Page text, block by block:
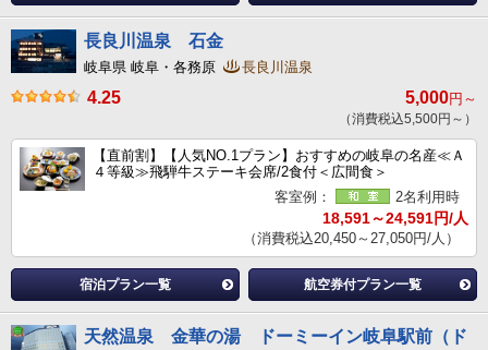
長良川温泉 石金
岐阜県 岐阜・各務原 長良川温泉
4.25 5,000円～
（消費税込5,500円～）
【直前割】【人気NO.1プラン】おすすめの岐阜の名産≪Ａ
４等級≫飛騨牛ステーキ会席/2食付＜広間食＞
客室例：
2名利用時
18,591～24,591円/人
（消費税込20,450～27,050円/人）
宿泊プラン一覧 航空券付プラン一覧
天然温泉 金華の湯 ドーミーイン岐阜駅前（ド